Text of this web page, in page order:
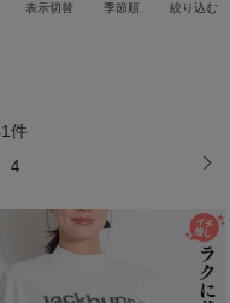
表示切替 季節順 絞り込む
件
4